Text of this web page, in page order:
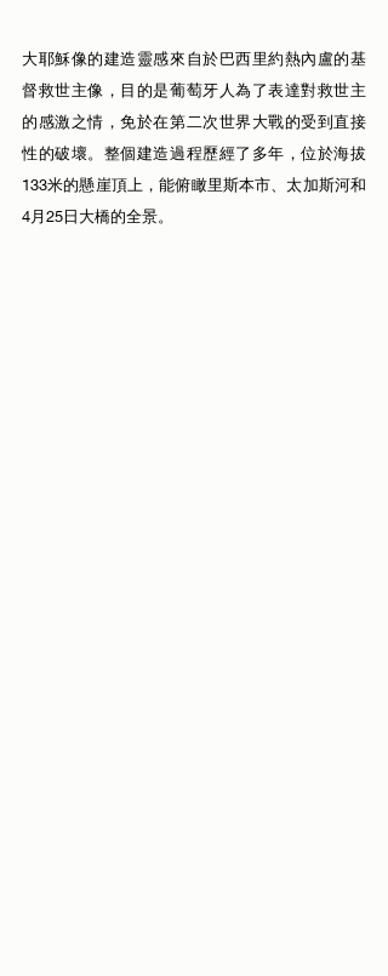
大耶穌像的建造靈感來自於巴西里約熱內盧的基
督救世主像，目的是葡萄牙人為了表達對救世主
的感激之情，免於在第二次世界大戰的受到直接
性的破壞。整個建造過程歷經了多年，位於海拔
133米的懸崖頂上，能俯瞰里斯本市、太加斯河和
4月25日大橋的全景。